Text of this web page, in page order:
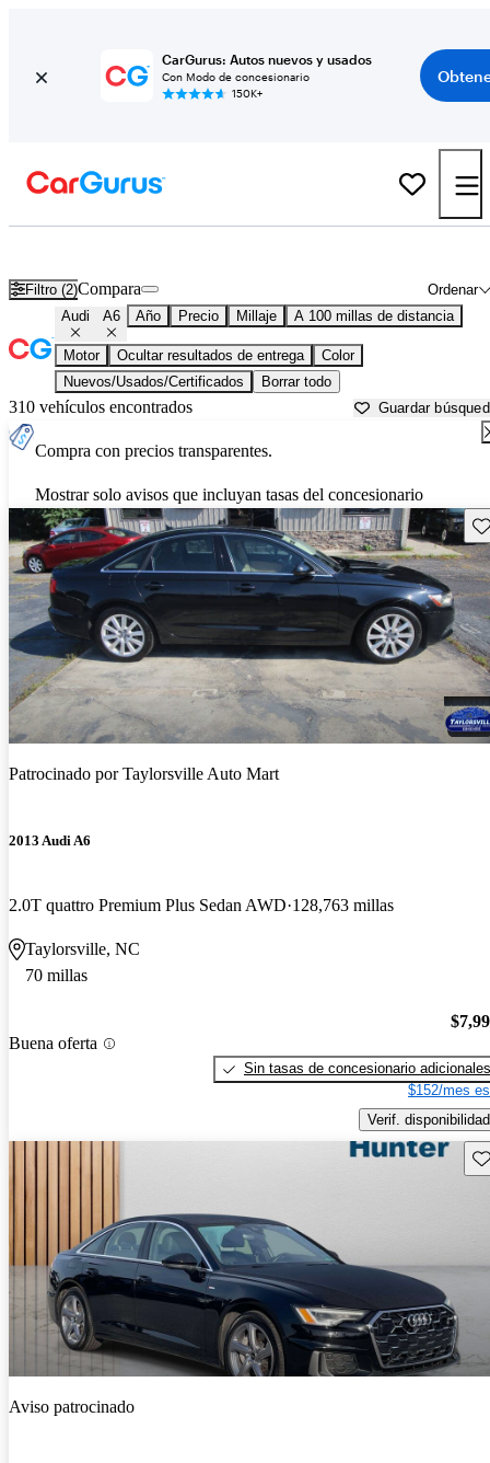
CarGurus: Autos nuevos y usados
Con Modo de concesionario
150K+
Filtro (2) Ordenar
Compara
Audi A6 Año Precio Millaje A 100 millas de distancia
Motor Ocultar resultados de entrega
Color
Nuevos/Usados/Certificados
Borrar todo
310 vehículos encontrados Guardar
Compra con precios transparentes.
Mostrar solo avisos que incluyan tasas del concesionario
Patrocinado porTaylorsville Auto Mart
2013 Audi A6
2.0T quattro Premium Plus Sedan AWD 128,763 millas
Taylorsville, NC
70 millas
Buena oferta
Sin tasas de concesionario adicionales
$152/mes
Verif. disponibilidad
Aviso patrocinado